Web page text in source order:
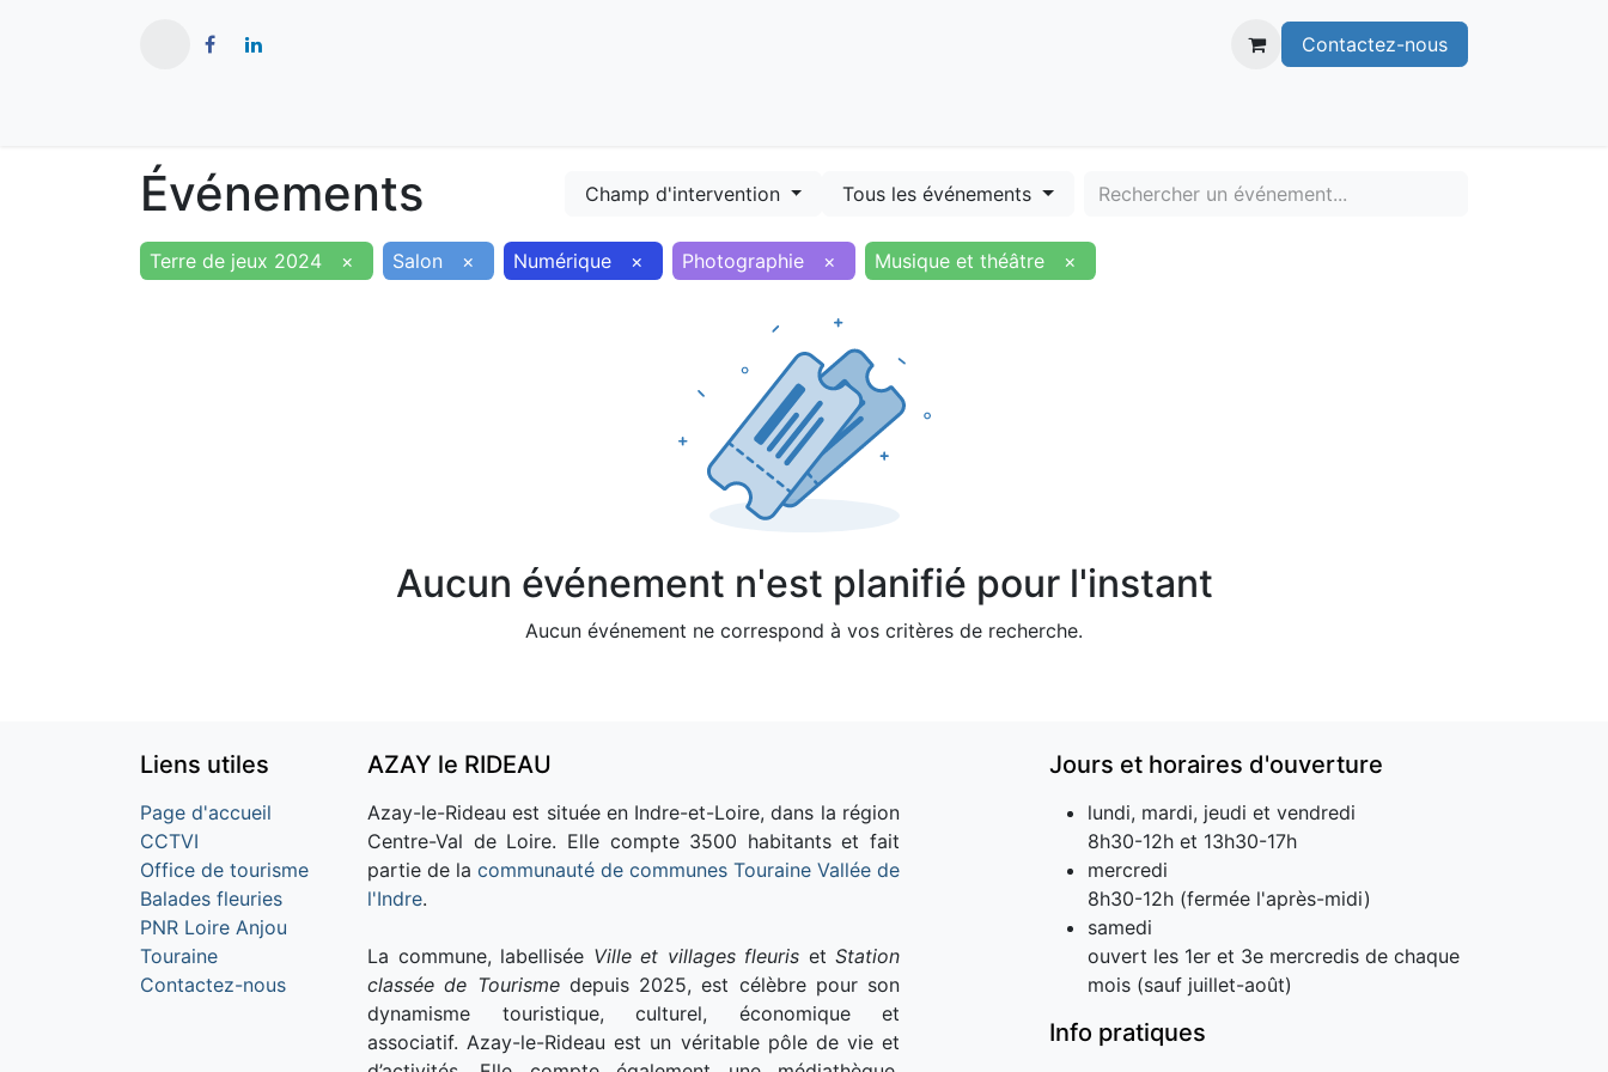
Contactez-nous
Événements Champ d'intervention Tous les événements
Terre de jeux 2024 × Salon × Numérique × Photographie × Musique et théâtre ×
Aucun événement n'est planifié pour l'instant
Aucun événement ne correspond à vos critères de recherche.
Liens utiles
Page d'accueil
CCTVI
Office de tourisme
Balades fleuries
PNR Loire Anjou
Touraine
Contactez-nous
AZAY le RIDEAU
Azay-le-Rideau est située en Indre-et-Loire, dans la région
Centre-Val de Loire. Elle compte 3500 habitants et fait
partie de la communauté de communes Touraine Vallée de
l'Indre.
La commune, labellisée Ville et villages fleuris et Station
classée de Tourismedepuis 2025, est célèbre pour son
dynamisme touristique, culturel, économique et
associatif. Azay-le-Rideau est un véritable pôle de vie et
Jours et horaires d'ouverture
lundi, mardi, jeudi et vendredi
8h30-12h et 13h30-17h
mercredi
8h30-12h (fermée l'après-midi)
samedi
ouvert les 1er et 3e mercredis de chaque
mois (sauf juillet-août)
Info pratiques